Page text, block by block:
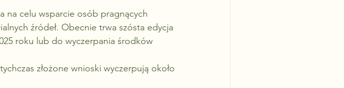
na celu wsparcie osób pragnących
źródeł. Obecnie trwa szósta edycja
roku lub do wyczerpania środków
złożone wnioski wyczerpują około